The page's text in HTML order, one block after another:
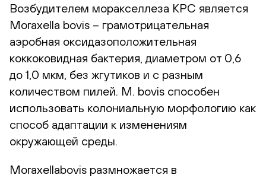
Возбудителем моракселлеза КРС является
Moraxella bovis – грамотрицательная
аэробная оксидазоположительная
коккоковидная бактерия, диаметром от 0,6
до 1,0 мкм, без жгутиков и с разным
количеством пилей. M. bovis способен
использовать колониальную морфологию как
способ адаптации к изменениям
окружающей среды.
Moraxellabovis размножается в